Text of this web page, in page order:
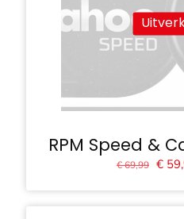
RPM Speed &
€69,99 €